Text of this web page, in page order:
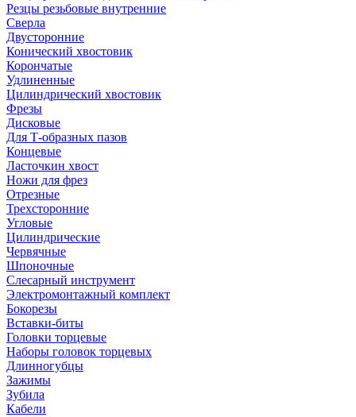
Резцы резьбовые внутренние
Сверла
Двусторонние
Конический хвостовик
Корончатые
Удлиненные
Цилиндрический хвостовик
Фрезы
Дисковые
Для Т-образных пазов
Концевые
Ласточкин хвост
Ножи для фрез
Отрезные
Трехсторонние
Угловые
Цилиндрические
Червячные
Шпоночные
Слесарный инструмент
Электромонтажный комплект
Бокорезы
Вставки-биты
Головки торцевые
Наборы головок торцевых
Длинногубцы
Зажимы
Зубила
Кабели